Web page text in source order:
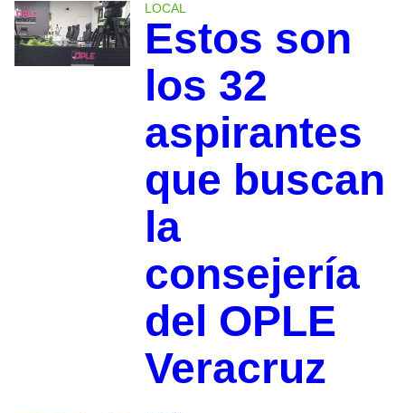
LOCAL
Estos son
los 32
aspirantes
que buscan
la
consejería
del OPLE
Veracruz